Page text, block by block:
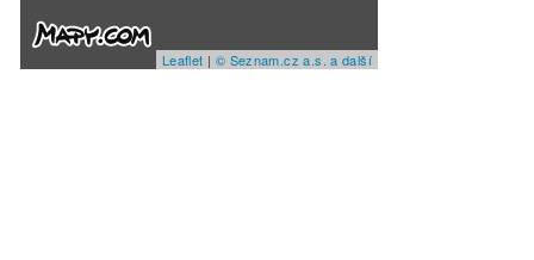
Leaflet | © Seznam.cz a.s. a další